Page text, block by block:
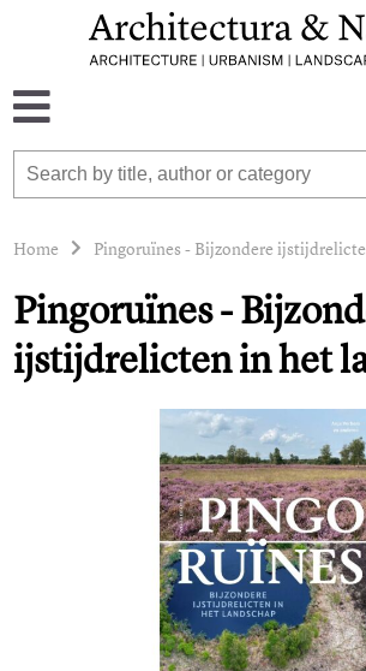
Home Pingoruïnes - Bijzondere
Pingoruïnes -
ijstijdrelicten in het